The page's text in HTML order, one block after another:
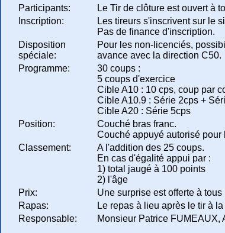
Participants:
Le Tir de clôture est ouvert à
Inscription:
Les tireurs s'inscrivent sur le
Pas de finance d'inscription.
Disposition
spéciale:
Pour les non-licenciés,
avance avec la direction C50.
Programme:
30 coups :
5 coups d'exercice
Cible A10 : 10 cps, coup par
Cible A10.9 : Série 2cps +
Cible A20 : Série 5cps
Position:
Couché bras franc.
Couché appuyé autorisé
Classement:
A l'addition des 25 coups.
En cas d'égalité appui par :
1) total jaugé à 100 points
2) l'âge
Prix:
Une surprise est offerte à
Rapas:
Le repas à lieu après le tir à
Responsable:
Monsieur Patrice FUMEAUX,